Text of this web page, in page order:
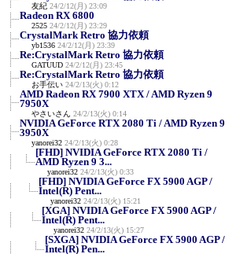
友紀 24/2/12(月) 23:09
Radeon RX 6800
2525 24/2/12(月) 23:29
CrystalMark Retro 協力依頼
yb1536 24/2/12(月) 23:39
Re:CrystalMark Retro 協力依頼
GATUUD 24/2/12(月) 23:45
Re:CrystalMark Retro 協力依頼
お手伝い 24/2/13(火) 0:12
AMD Radeon RX 7900 XTX / AMD Ryzen 9
7950X
やさいさん 24/2/13(火) 0:14
NVIDIA GeForce RTX 2080 Ti / AMD Ryzen 9
3950X
yanorei32 24/2/13(火) 0:28
[FHD] NVIDIA GeForce RTX 2080 Ti /
AMD Ryzen 9 3...
yanorei32 24/2/13(火) 0:33
[FHD] NVIDIA GeForce FX 5900 AGP /
Intel(R) Pent...
yanorei32 24/2/13(火) 15:21
[XGA] NVIDIA GeForce FX 5900 AGP /
Intel(R) Pent...
yanorei32 24/2/13(火) 15:27
[SXGA] NVIDIA GeForce FX 5900 AGP /
Intel(R) Pen...